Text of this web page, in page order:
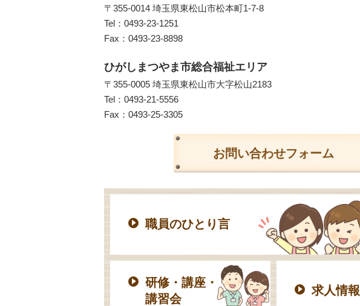
〒355-0014 埼玉県東松山市松本町1-7-8
Tel： 0493-23-1251
Fax：0493-23-8898
ひがしまつやま市総合福祉エリア
〒355-0005 埼玉県東松山市大字松山2183
Tel： 0493-21-5556
Fax：0493-25-3305
お問い合わせフォーム
職員のひとり言
研修・講座・
講習会
求人情報